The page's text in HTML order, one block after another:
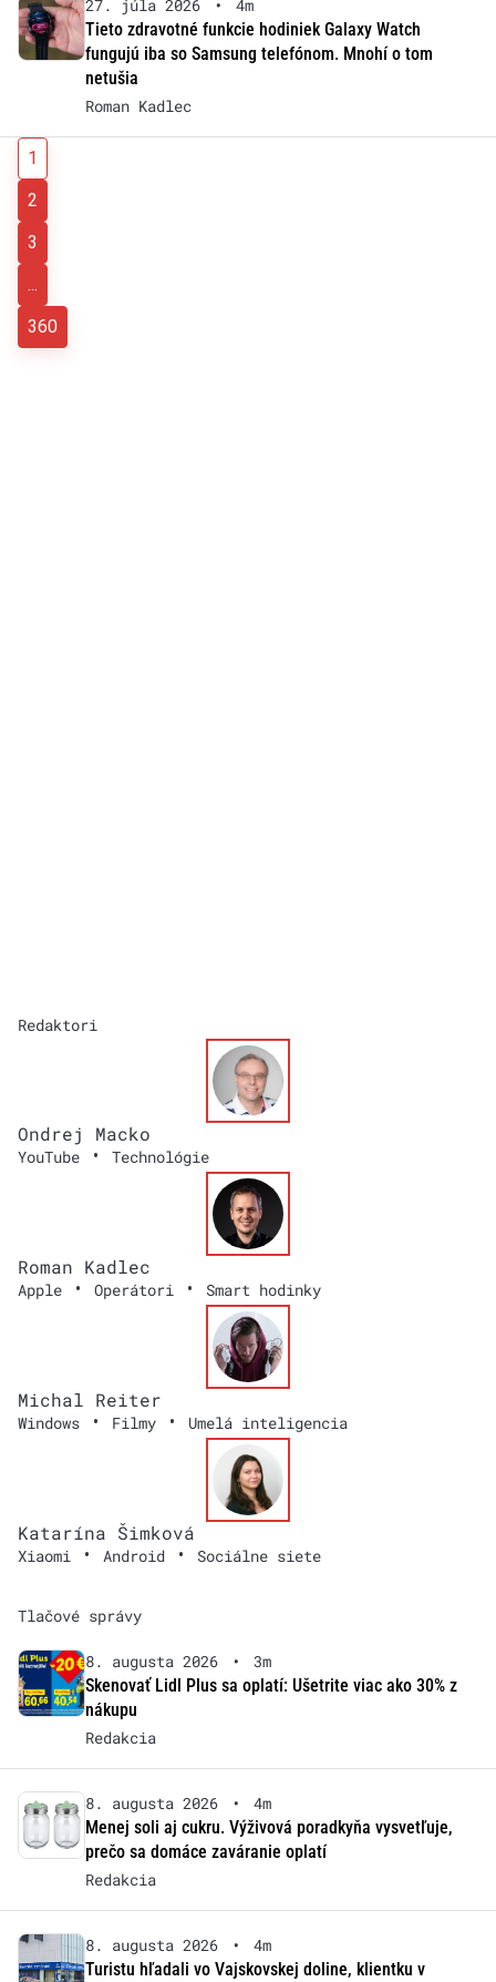
27. júla 2026 •
4m
Tieto zdravotné funkcie hodiniek Galaxy Watch
fungujú iba so Samsung telefónom. Mnohí o tom
netušia
Roman Kadlec
1
2
3
...
360
Redaktori
Ondrej Macko
YouTube • Technológie
Roman Kadlec
Apple • Operátori • Smart hodinky
Michal Reiter
Windows • Filmy • Umelá inteligencia
Katarína Šimková
Xiaomi • Android • Sociálne siete
Tlačové správy
8. augusta 2026 •
3m
Skenovať Lidl Plus sa oplatí: Ušetrite viac ako 30% z
nákupu
Redakcia
8. augusta 2026 •
4m
Menej soli aj cukru. Výživová poradkyňa vysvetľuje,
prečo sa domáce zaváranie oplatí
Redakcia
8. augusta 2026 •
4m
Turistu hľadali vo Vajskovskej doline, klientku v